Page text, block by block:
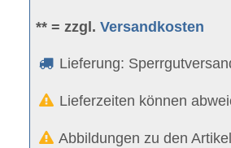
** = zzgl.Versandkosten
Lieferung:
Lieferzeiten können
Abbildungen zu den